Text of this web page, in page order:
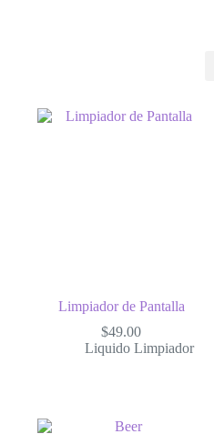
Limpiador de Pantalla
$49.00
Liquido Limpiador